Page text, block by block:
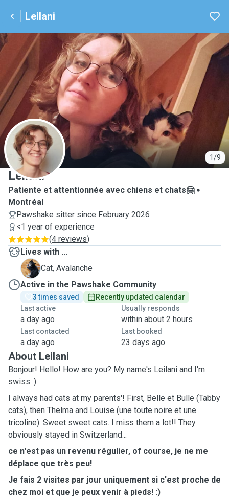
Leilani
1/9
L
Leilani
Patiente et attentionnée avec chiens et chats🤗
Montréal
Pawshake sitter since February 2026
<1 year of experience
(4 reviews)
Lives with ...
A
Cat, Avalanche
Active in the Pawshake Community
3 times saved
Recently updated calendar
Last active
a day ago
Usually responds
within about 2 hours
Last contacted
a day ago
Last booked
23 days ago
About Leilani
Bonjour! Hello! How are you? My name's Leilani and I'm
swiss :)
I always had cats at my parents'! First, Belle et Bulle (Tabby
cats), then Thelma and Louise (une toute noire et une
tricoline). Sweet sweet cats. I miss them a lot!! They
obviously stayed in Switzerland...
ce n'est pas un revenu régulier, of course, je ne me
déplace que très peu!
Je fais 2 visites par jour uniquement si c'est proche de
chez moi et que je peux venir à pieds! :)